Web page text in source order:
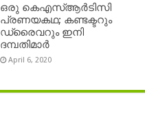
ഒരു കെഎസ്ആർടിസി
പ്രണയകഥ; കണ്ടക്ടറും
ഡ്രൈവറും ഇനി
ദമ്പതിമാർ
April 6, 2020